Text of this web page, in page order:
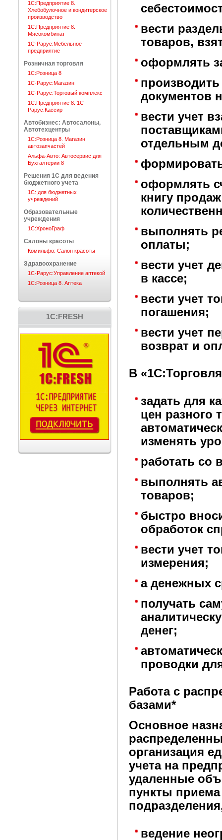
1С:Предприятие 8.
Хлебобулочное и кондитерское
производство
1С:Предприятие 8.
Мясокомбинат
1С-Рарус:Мебельное
предприятие
Розничная торговля
1С:Розница 8
1С-Рарус:Магазин
1С-Рарус:Торговый комплекс
1С:Предприятие 8. 1С-
Рарус:Кассир
Автобизнес: Автосалоны,
Автотехцентры
1С:Розница 8. Магазин
автозапчастей
Альфа-Авто: Автосервис для
Бухгалтерии 8
Решения 1С для ведения
бюджетного учета
1С: для бюджетных
учреждений
Образовательные
учреждения
1C:ХроноГраф
Салоны красоты
Комильфо: Салон красоты
Здравоохранение
1С-Рарус:Управление аптекой
1С:Розница 8. Аптека
1C:FRESH
вести
товаров,
оформлять
производить
документов
вести учет
отдельным
оформлять
книгу
выполнять
оплаты;
вести учет
в кассе;
вести учет
погашения;
вести учет
возврат и
В
задать для
цен разного
изменять
работать со
выполнять
товаров;
быстро
обработок
вести учет
измерения;
а денежных
получать
денег;
проводки
Работа с
базами*
Основное
организация
учета на
удаленные
пункты
ведение